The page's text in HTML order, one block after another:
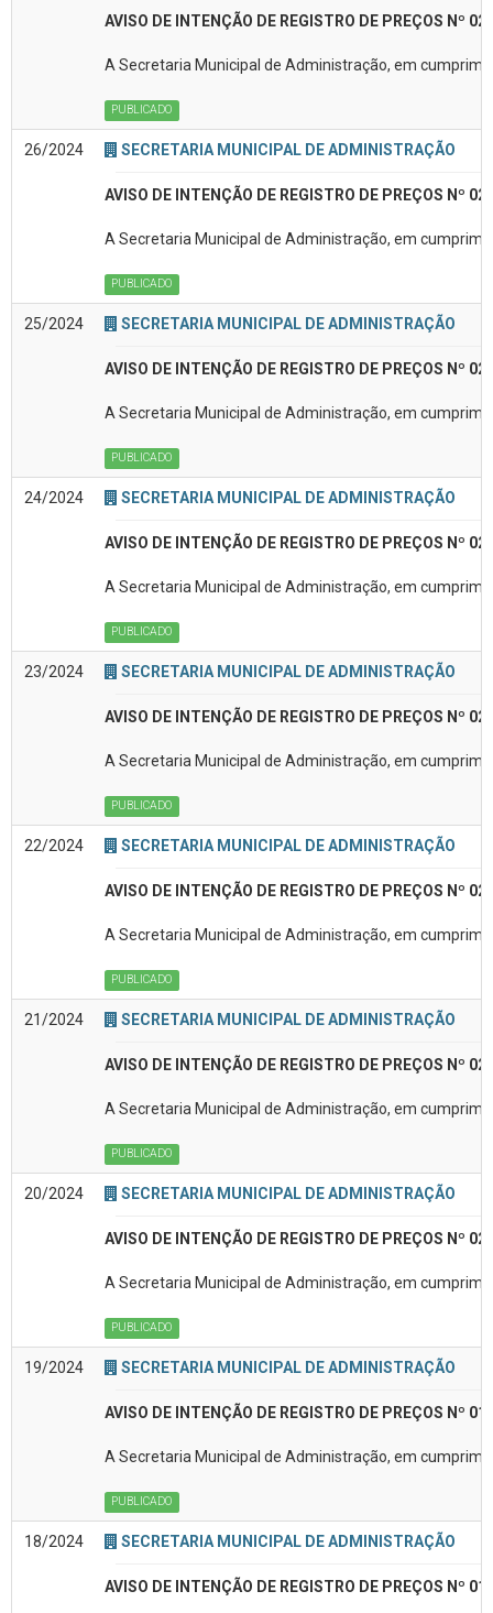
AVISO DE INTENÇÃO DE REGISTRO DE PREÇOS Nº
A Secretaria Municipal de Administração, em
PUBLICADO
26/2024 SECRETARIA MUNICIPAL DE ADMINISTRAÇÃO
AVISO DE INTENÇÃO DE REGISTRO DE PREÇOS Nº
A Secretaria Municipal de Administração, em
PUBLICADO
25/2024 SECRETARIA MUNICIPAL DE ADMINISTRAÇÃO
AVISO DE INTENÇÃO DE REGISTRO DE PREÇOS Nº
A Secretaria Municipal de Administração, em
PUBLICADO
24/2024 SECRETARIA MUNICIPAL DE ADMINISTRAÇÃO
AVISO DE INTENÇÃO DE REGISTRO DE PREÇOS Nº
A Secretaria Municipal de Administração, em
PUBLICADO
23/2024 SECRETARIA MUNICIPAL DE ADMINISTRAÇÃO
AVISO DE INTENÇÃO DE REGISTRO DE PREÇOS Nº
A Secretaria Municipal de Administração, em
PUBLICADO
22/2024 SECRETARIA MUNICIPAL DE ADMINISTRAÇÃO
AVISO DE INTENÇÃO DE REGISTRO DE PREÇOS Nº
A Secretaria Municipal de Administração, em
PUBLICADO
21/2024 SECRETARIA MUNICIPAL DE ADMINISTRAÇÃO
AVISO DE INTENÇÃO DE REGISTRO DE PREÇOS Nº
A Secretaria Municipal de Administração, em
PUBLICADO
20/2024 SECRETARIA MUNICIPAL DE ADMINISTRAÇÃO
AVISO DE INTENÇÃO DE REGISTRO DE PREÇOS Nº
A Secretaria Municipal de Administração, em
PUBLICADO
19/2024 SECRETARIA MUNICIPAL DE ADMINISTRAÇÃO
AVISO DE INTENÇÃO DE REGISTRO DE PREÇOS Nº
A Secretaria Municipal de Administração, em
PUBLICADO
18/2024 SECRETARIA MUNICIPAL DE ADMINISTRAÇÃO
AVISO DE INTENÇÃO DE REGISTRO DE PREÇOS Nº